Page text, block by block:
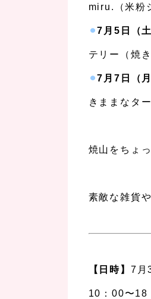
miru.（米粉
⚫︎7月5日（
テリー（焼
⚫︎7月7日（月
きままなタ
焼山をちょ
素敵な雑貨
【日時】 7月
10：00〜